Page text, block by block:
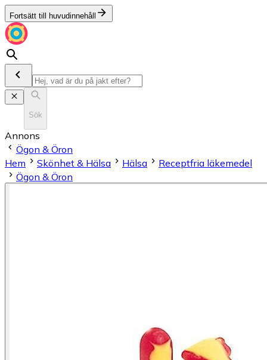
Fortsätt till huvudinnehåll
Sök
Annons
Ögon & Öron
Hem
Skönhet & Hälsa Hälsa
Receptfria läkemedel
Ögon & Öron